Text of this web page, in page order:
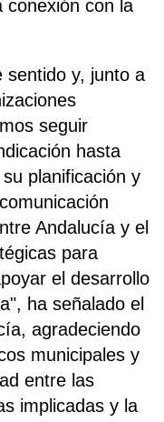
conexión con la
sentido y, junto a
seguir
hasta
planificación y
Andalucía y el
para
el desarrollo
ha señalado el
agradeciendo
municipales y
entre las
implicadas y la